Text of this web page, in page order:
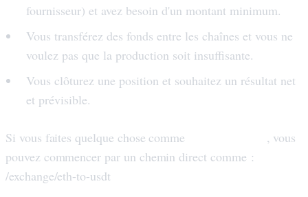
fournisseur) et avez besoin d'un montant minimum.
Vous transférez des fonds entre les chaînes et vous ne
voulez pas que la production soit insuffisante.
Vous clôturez une position et souhaitez un résultat net
et prévisible.
Si vous faites quelque chose comme
, vous
pouvez commencer par un chemin direct comme :
/exchange/eth-to-usdt